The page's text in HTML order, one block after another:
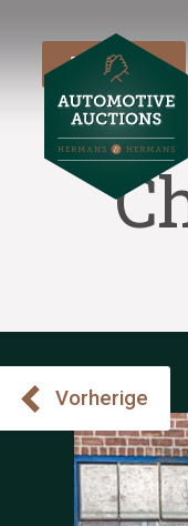
Angebot
Vorherige